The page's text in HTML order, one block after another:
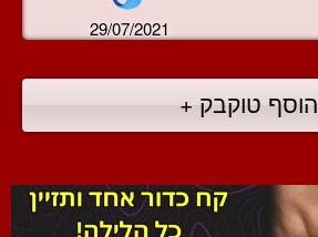
29/07/2021
הוסף טוקבק +